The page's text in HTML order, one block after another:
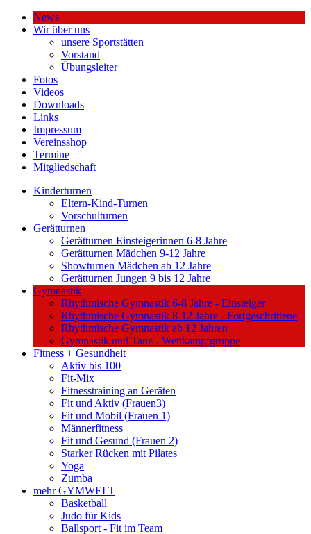
News
Wir über uns
unsere Sportstätten
Vorstand
Übungsleiter
Fotos
Videos
Downloads
Links
Impressum
Vereinsshop
Termine
Mitgliedschaft
Kinderturnen
Eltern-Kind-Turnen
Vorschulturnen
Gerätturnen
Gerätturnen Einsteigerinnen 6-8 Jahre
Gerätturnen Mädchen 9-12 Jahre
Showturnen Mädchen ab 12 Jahre
Gerätturnen Jungen 9 bis 12 Jahre
Gymnastik
Rhythmische Gymnastik 6-8 Jahre - Einsteiger
Rhythmische Gymnastik 8-12 Jahre - Fortgeschrittene
Rhythmische Gymnastik ab 12 Jahren
Gymnastik und Tanz - Wettkampfgruppe
Fitness + Gesundheit
Aktiv bis 100
Fit-Mix
Fitnesstraining an Geräten
Fit und Aktiv (Frauen3)
Fit und Mobil (Frauen 1)
Männerfitness
Fit und Gesund (Frauen 2)
Starker Rücken mit Pilates
Yoga
Zumba
mehr GYMWELT
Basketball
Judo für Kids
Ballsport - Fit im Team